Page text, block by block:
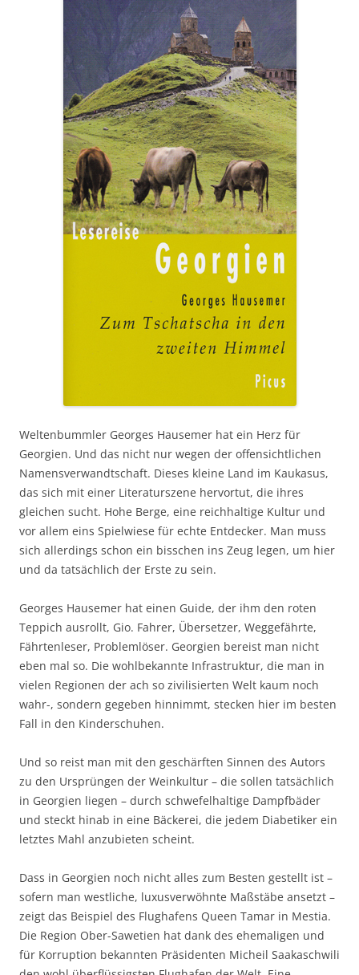
Weltenbummler Georges Hausemer hat ein Herz für
Georgien. Und das nicht nur wegen der offensichtlichen
Namensverwandtschaft. Dieses kleine Land im Kaukasus,
das sich mit einer Literaturszene hervortut, die ihres
gleichen sucht. Hohe Berge, eine reichhaltige Kultur und
vor allem eins Spielwiese für echte Entdecker. Man muss
sich allerdings schon ein bisschen ins Zeug legen, um hier
und da tatsächlich der Erste zu sein.
Georges Hausemer hat einen Guide, der ihm den roten
Teppich ausrollt, Gio. Fahrer, Übersetzer, Weggefährte,
Fährtenleser, Problemlöser. Georgien bereist man nicht
eben mal so. Die wohlbekannte Infrastruktur, die man in
vielen Regionen der ach so zivilisierten Welt kaum noch
wahr-, sondern gegeben hinnimmt, stecken hier im besten
Fall in den Kinderschuhen.
Und so reist man mit den geschärften Sinnen des Autors
zu den Ursprüngen der Weinkultur – die sollen tatsächlich
in Georgien liegen – durch schwefelhaltige Dampfbäder
und steckt hinab in eine Bäckerei, die jedem Diabetiker ein
letztes Mahl anzubieten scheint.
Dass in Georgien noch nicht alles zum Besten gestellt ist –
sofern man westliche, luxusverwöhnte Maßstäbe ansetzt –
zeigt das Beispiel des Flughafens Queen Tamar in Mestia.
Die Region Ober-Sawetien hat dank des ehemaligen und
für Korruption bekannten Präsidenten Micheil Saakaschwili